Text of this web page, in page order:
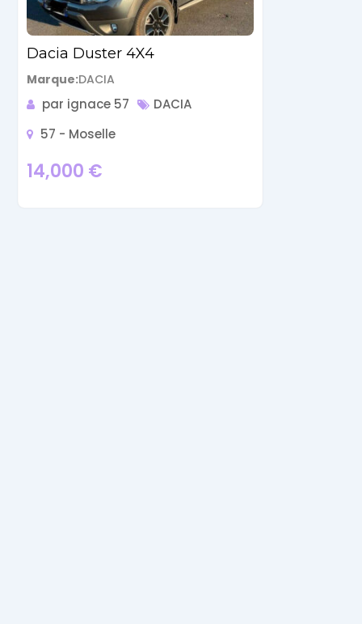
Dacia Duster 4X4
Marque DACIA
par ignace 57
DACIA
57 - Moselle
14,000 €